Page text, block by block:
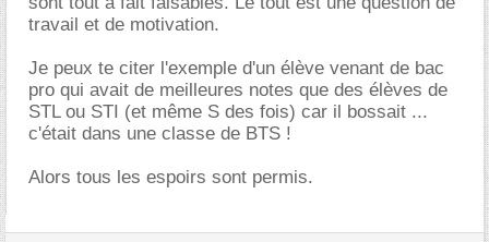
travail et de motivation.
Je peux te citer l'exemple d'un élève venant de bac
pro qui avait de meilleures notes que des élèves de
STL ou STI (et même S des fois) car il bossait ...
c'était dans une classe de BTS !
Alors tous les espoirs sont permis.